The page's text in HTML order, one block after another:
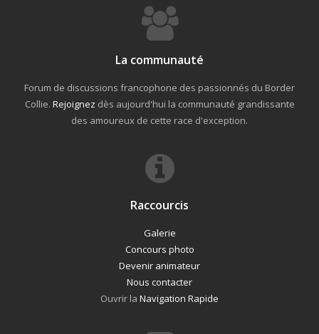
La communauté
Forum de discussions francophone des passionnés du Border
Collie. Rejoignez dès aujourd'hui la communauté grandissante
des amoureux de cette race d'exception.
Raccourcis
Galerie
Concours photo
Devenir animateur
Nous contacter
Ouvrir la Navigation Rapide